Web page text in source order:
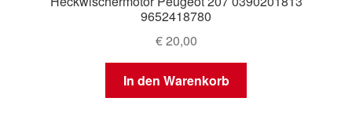
9652418780
€20,00
In den Warenkorb